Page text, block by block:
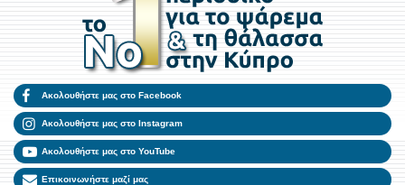
Ακολουθήστε μας στο Facebook
Ακολουθήστε μας στο Instagram
Ακολουθήστε μας στο YouTube
Επικοινωνήστε μαζί μας